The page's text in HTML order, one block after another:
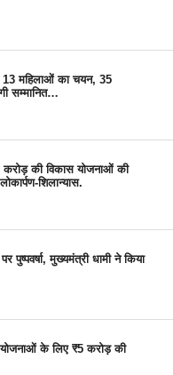
13 महिलाओं का चयन, 35
सम्मानित…
करोड़ की विकास योजनाओं की
शिलान्यास.
पुष्पवर्षा, मुख्यमंत्री धामी ने किया
योजनाओं के लिए ₹5 करोड़ की